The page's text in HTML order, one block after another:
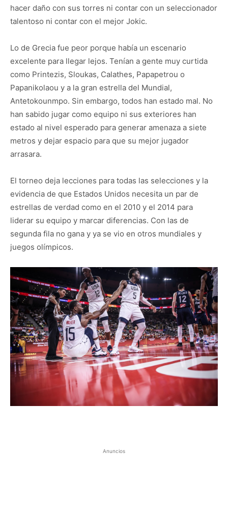
hacer daño con sus torres ni contar con un seleccionador
talentoso ni contar con el mejor Jokic.
Lo de Grecia fue peor porque había un escenario
excelente para llegar lejos. Tenían a gente muy curtida
como Printezis, Sloukas, Calathes, Papapetrou o
Papanikolaou y a la gran estrella del Mundial,
Antetokounmpo. Sin embargo, todos han estado mal. No
han sabido jugar como equipo ni sus exteriores han
estado al nivel esperado para generar amenaza a siete
metros y dejar espacio para que su mejor jugador
arrasara.
El torneo deja lecciones para todas las selecciones y la
evidencia de que Estados Unidos necesita un par de
estrellas de verdad como en el 2010 y el 2014 para
liderar su equipo y marcar diferencias. Con las de
segunda fila no gana y ya se vio en otros mundiales y
juegos olímpicos.
Anuncios